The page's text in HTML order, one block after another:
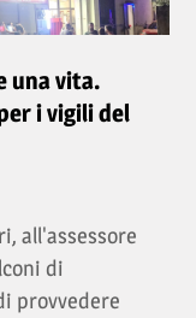
una vita.
i vigili del
all'assessore
di
provvedere